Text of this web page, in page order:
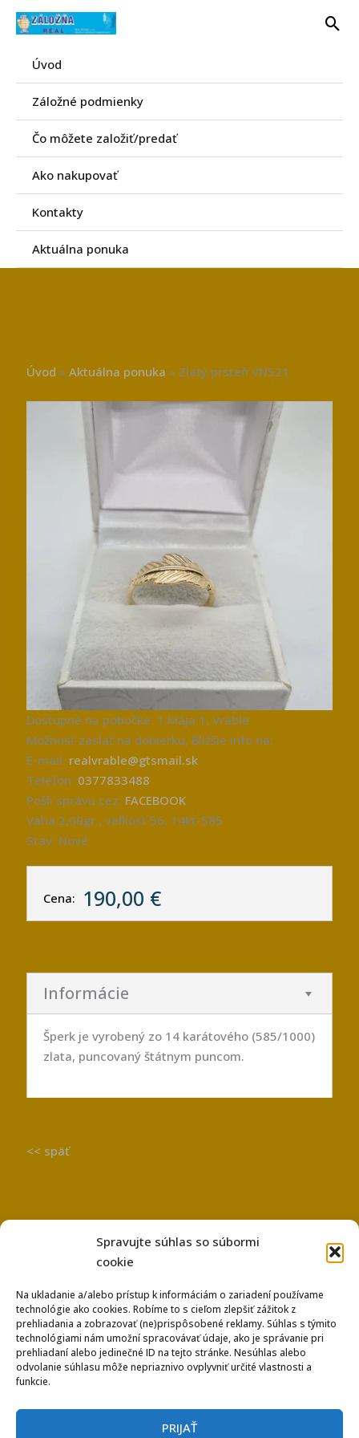
Spravujte súhlas so súbormi
cookie
Na ukladanie a/alebo prístup k informáciám o zariadení používame
technológie ako cookies. Robíme to s cieľom zlepšiť zážitok z
prehliadania a zobrazovať (ne)prispôsobené reklamy. Súhlas s týmito
technológiami nám umožní spracovávať údaje, ako je správanie pri
prehliadaní alebo jedinečné ID na tejto stránke. Nesúhlas alebo
odvolanie súhlasu môže nepriaznivo ovplyvniť určité vlastnosti a
funkcie.
PRIJAŤ
Preskočiť
Úvod
Záložné podmienky
Čo môžete založiť/predať
Ako nakupovať
Kontakty
Aktuálna ponuka
Úvod »Aktuálna ponuka » Zlatý prsteň VN521
Dostupné na pobočke: 1.Mája 1, Vráble
Možnosť zaslať na dobierku, Bližšie info na:
E-mail: realvrable@gtsmail.sk
Telefón: 0377833488
Pošli správu cez: FACEBOOK
Váha 2,00gr., veľkosť 56, 14kt-585
Stav: Nové
Cena: 190,00 €
Informácie
Šperk je vyrobený zo 14 karátového (585/1000)
zlata, puncovaný štátnym puncom.
<< späť
Používanie súborov Cookies
Ochrana osobných údajov